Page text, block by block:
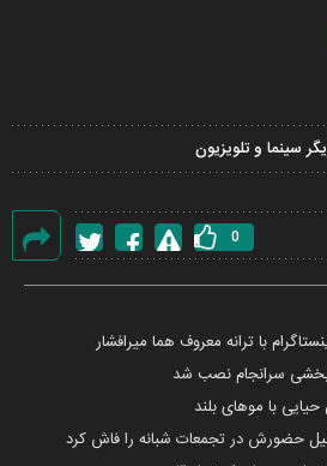
سینما و تلویزیون
گزارش
0
با ترانه معروف هما میرافشار
سرانجام نصب شد
با موهای بلند
حضورش در تجمعات شبانه را فاش کرد